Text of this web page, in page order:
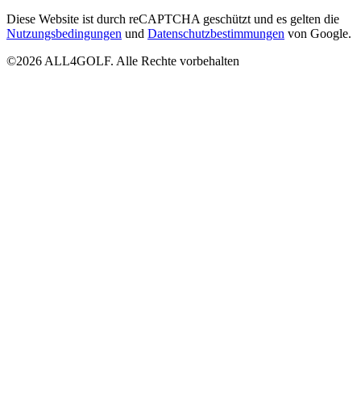
Diese Website ist durch reCAPTCHA geschützt und es gelten die
Nutzungsbedingungen und Datenschutzbestimmungen von Google.
©2026 ALL4GOLF. Alle Rechte vorbehalten